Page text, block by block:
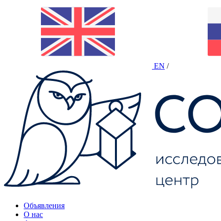
EN /
Объявления
О нас